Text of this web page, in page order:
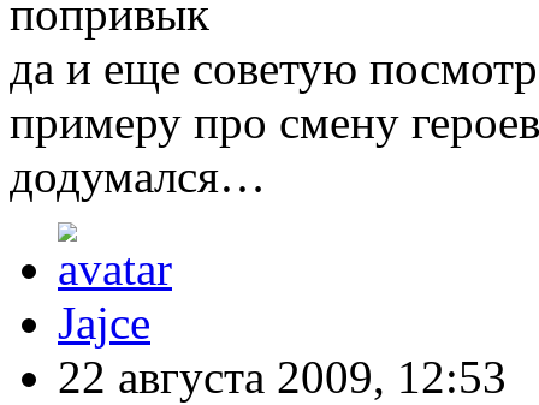
попривык
да и еще советую
примеру про смену
додумался…
Jajce
22 августа 2009, 12:53